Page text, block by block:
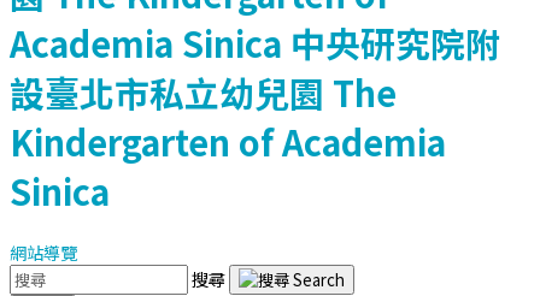
Academia Sinica 中央研究院附
設臺北市私立幼兒園 The
Kindergarten of Academia
Sinica
網站導覽
搜尋